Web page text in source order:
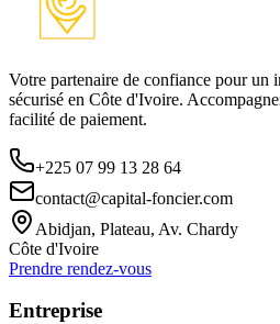
Votre partenaire de confiance pour un
sécurisé en Côte d'Ivoire.
facilité de paiement.
+225 07 99 13 28 64
contact@capital-foncier.com
Abidjan, Plateau, Av. Chardy
Côte d'Ivoire
Prendre rendez-vous
Entreprise